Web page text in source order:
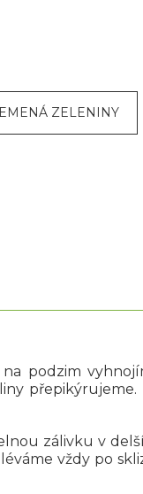
ZELENINY
podzim
přepikýrujeme.
zálivku v
vždy po